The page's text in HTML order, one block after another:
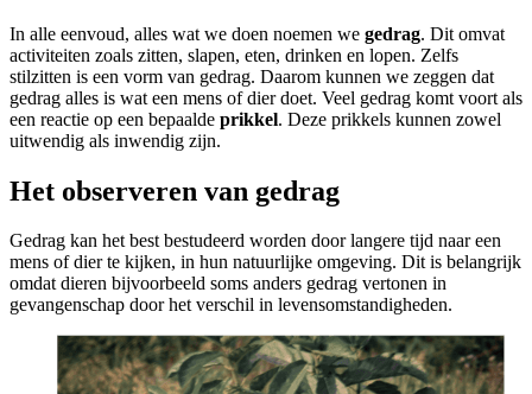
In alle eenvoud, alles wat we doen noemen we gedrag. Dit omvat
activiteiten zoals zitten, slapen, eten, drinken en lopen. Zelfs
stilzitten is een vorm van gedrag. Daarom kunnen we zeggen dat
gedrag alles is wat een mens of dier doet. Veel gedrag komt voort als
een reactie op een bepaalde prikkel. Deze prikkels kunnen zowel
uitwendig als inwendig zijn.
Het observeren van gedrag
Gedrag kan het best bestudeerd worden door langere tijd naar een
mens of dier te kijken, in hun natuurlijke omgeving. Dit is belangrijk
omdat dieren bijvoorbeeld soms anders gedrag vertonen in
gevangenschap door het verschil in levensomstandigheden.